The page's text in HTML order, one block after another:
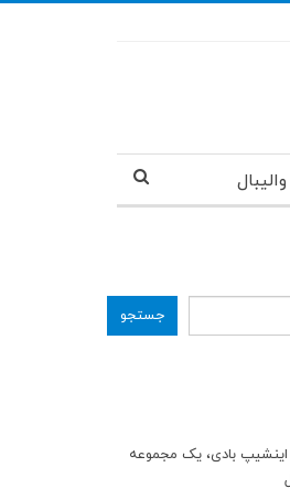
والیبال
جستجو
| اینشیپ بادی، یک مجموعه